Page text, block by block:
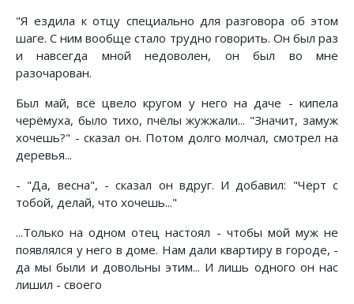
"Я ездила к отцу специально для разговора об этом
шаге. С ним вообще стало трудно говорить. Он был раз
и навсегда мной недоволен, он был во мне
разочарован.
Был май, всё цвело кругом у него на даче - кипела
черёмуха, было тихо, пчёлы жужжали... "Значит, замуж
хочешь?" - сказал он. Потом долго молчал, смотрел на
деревья...
- "Да, весна", - сказал он вдруг. И добавил: "Чёрт с
тобой, делай, что хочешь..."
...Только на одном отец настоял - чтобы мой муж не
появлялся у него в доме. Нам дали квартиру в городе, -
да мы были и довольны этим... И лишь одного он нас
лишил - своего